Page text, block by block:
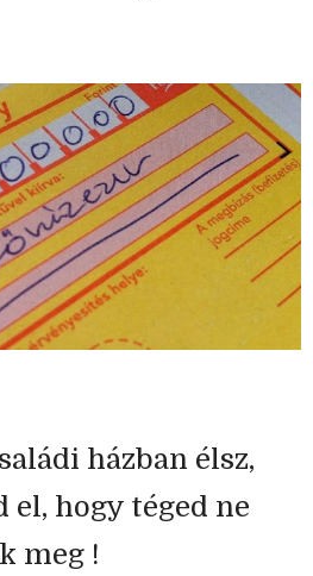
házban élsz,
el, hogy téged ne
meg !